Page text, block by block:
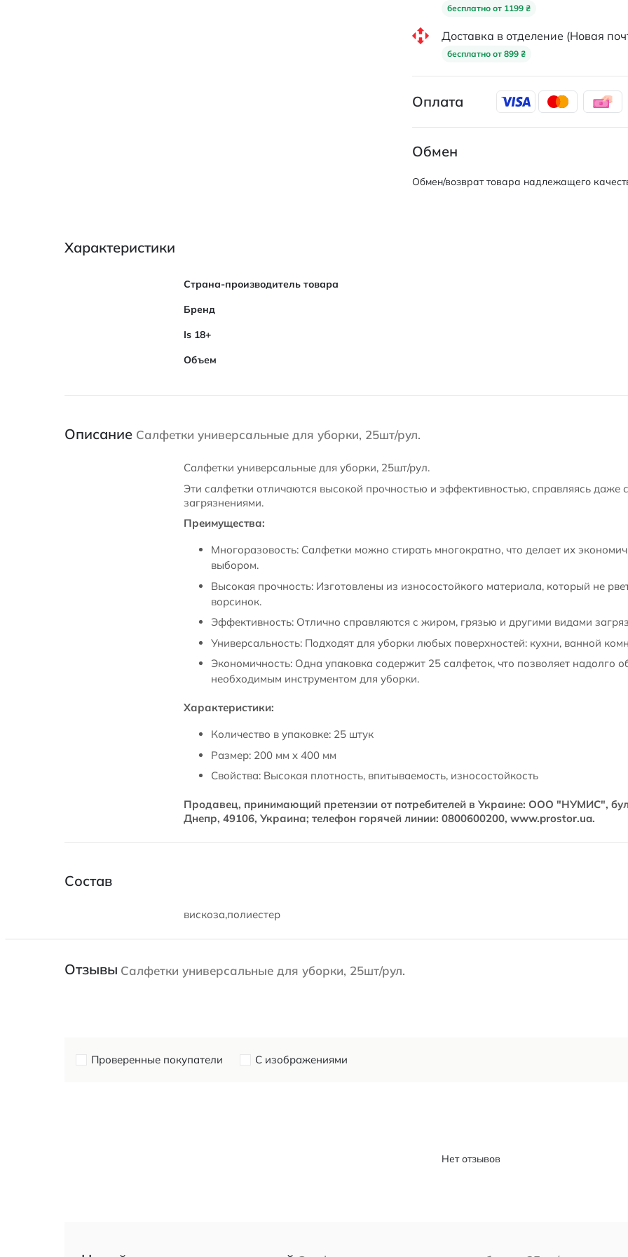
бесплатно от 1199 ₴
Доставка в отделение (Новая
бесплатно от 899 ₴
Оплата
Обмен
Обмен/возврат товара надлежащего
Характеристики
Характеристики
Страна-производитель товара
Бренд
Is 18+
Объем
Описание Салфетки универсальные для уборки, 25шт/рул.
Салфетки универсальные для уборки, 25шт/рул.
Эти салфетки отличаются высокой прочностью и эффективностью, справляясь
загрязнениями.
Преимущества:
Многоразовость: Салфетки можно стирать многократно, что делает их
выбором.
Высокая прочность: Изготовлены из износостойкого материала, который не
ворсинок.
Эффективность: Отлично справляются с жиром, грязью и другими видами
Универсальность: Подходят для уборки любых поверхностей: кухни, ванной
Экономичность: Одна упаковка содержит 25 салфеток, что позволяет надолго
необходимым инструментом для уборки.
Характеристики:
Количество в упаковке: 25 штук
Размер: 200 мм x 400 мм
Свойства: Высокая плотность, впитываемость, износостойкость
Продавец, принимающий претензии от потребителей в Украине: ООО "НУМИС",
Днепр, 49106, Украина; телефон горячей линии: 0800600200, www.prostor.ua.
Состав
вискоза,полиестер
Отзывы Салфетки универсальные для уборки, 25шт/рул.
Проверенные покупатели С изображениями
Нет отзывов